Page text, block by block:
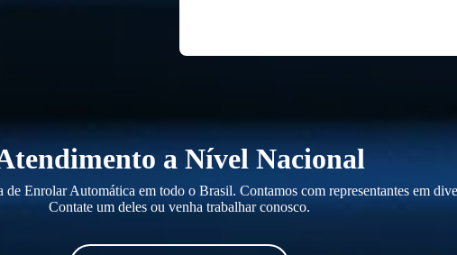
a Nível Nacional
de Enrolar Automática em todo o Brasil. Contamos com representantes em
Contate um deles ou venha trabalhar conosco.